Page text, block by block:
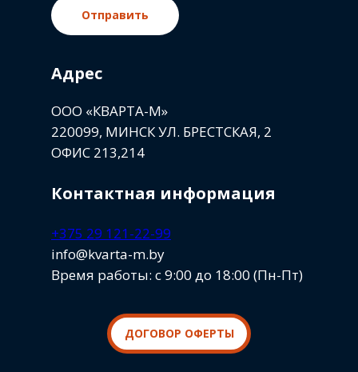
Отправить
Адрес
ООО «КВАРТА-М»
220099, МИНСК УЛ. БРЕСТСКАЯ, 2
ОФИС 213,214
Контактная информация
+375 29 121-22-99
info@kvarta-m.by
Время работы: с 9:00 до 18:00 (Пн-Пт)
ДОГОВОР ОФЕРТЫ